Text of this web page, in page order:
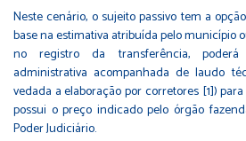
Neste cenário, o sujeito passivo tem a
base na estimativa atribuída pelo município
no registro da transferência, poderá
administrativa acompanhada de laudo
vedada a elaboração por corretores [1])
possui o preço indicado pelo órgão
Poder Judiciário.